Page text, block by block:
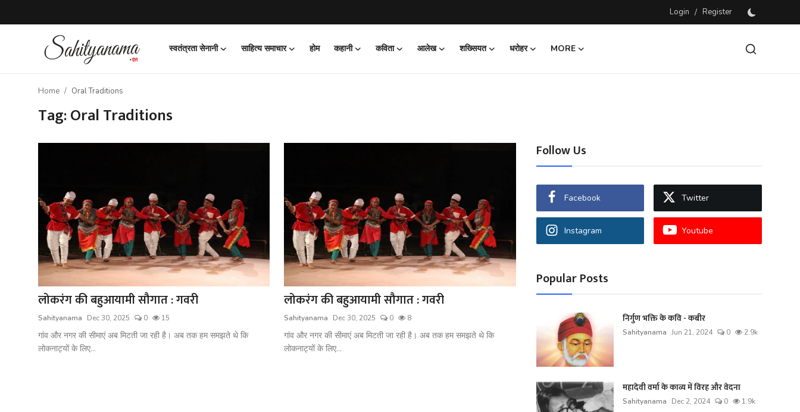
Login / Register
स्वतंत्रता सेनानी साहित्य समाचार होम कहानी कविता आलेख शख्सियत धरोहर
MORE
Register
शख्सियत
यात्रावृत्तांत
Home Oral Traditions
Tag: Oral Traditions
लोकरंग की बहुआयामी सौगात : गवरी
Sahityanama Dec 30, 2025 0 15
गांव और नगर की सीमाएं अब मिटती जा रही है। अब तक हम समझते थे कि
लोकनाट्यों के लिए...
लोकरंग की बहुआयामी सौगात : गवरी
Sahityanama Dec 30, 2025 0 8
गांव और नगर की सीमाएं अब मिटती जा रही है। अब तक हम समझते थे कि
लोकनाट्यों के लिए...
Follow Us
Facebook Twitter
Instagram Youtube
Popular Posts
निर्गुण भक्ति के कवि - कबीर
Sahityanama Jun 21, 2024 0 2.9k
महादेवी वर्मा के काव्य में विरह और वेदना
Sahityanama Dec 2, 2024 0 1.9k